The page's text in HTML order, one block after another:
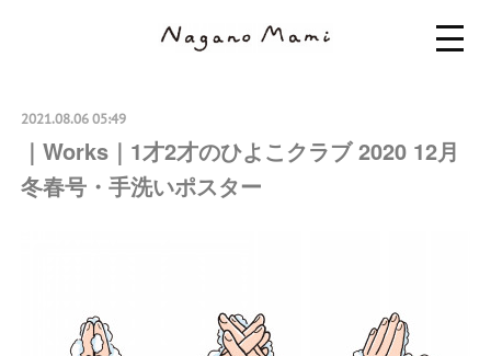
2021.08.06 05:49
｜Works｜1才2才のひよこクラブ 2020 12月
冬春号・手洗いポスター